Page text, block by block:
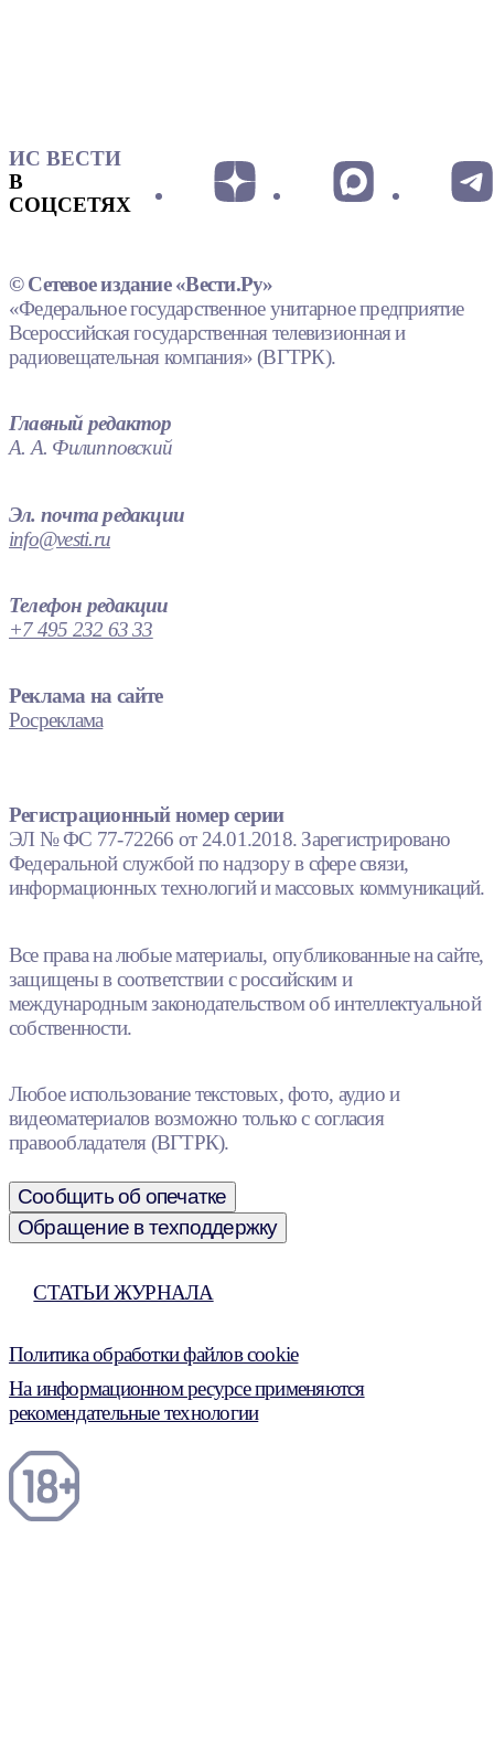
ИС ВЕСТИ
В
СОЦСЕТЯХ
© Сетевое издание «Вести.Ру»
«Федеральное государственное унитарное предприятие
Всероссийская государственная телевизионная и
радиовещательная компания» (ВГТРК).
Главный редактор
А. А. Филипповский
Эл. почта редакции
info@vesti.ru
Телефон редакции
+7 495 232 63 33
Реклама на сайте
Росреклама
Регистрационный номер серии
ЭЛ № ФС 77-72266 от 24.01.2018. Зарегистрировано
Федеральной службой по надзору в сфере связи,
информационных технологий и массовых коммуникаций.
Все права на любые материалы, опубликованные на сайте,
защищены в соответствии с российским и
международным законодательством об интеллектуальной
собственности.
Любое использование текстовых, фото, аудио и
видеоматериалов возможно только с согласия
правообладателя (ВГТРК).
Сообщить об опечатке
Обращение в техподдержку
СТАТЬИ ЖУРНАЛА
Политика обработки файлов cookie
На информационном ресурсе применяются
рекомендательные технологии